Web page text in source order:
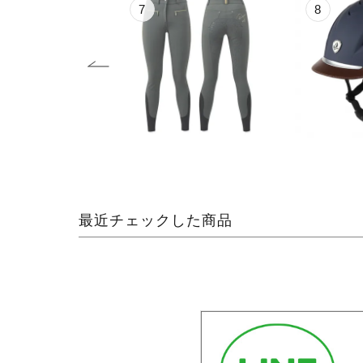
8 9
最近チェックした商品